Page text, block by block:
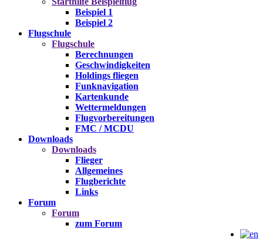
Beispiel 1
Beispiel 2
Flugschule
Flugschule
Berechnungen
Geschwindigkeiten
Holdings fliegen
Funknavigation
Kartenkunde
Wettermeldungen
Flugvorbereitungen
FMC / MCDU
Downloads
Downloads
Flieger
Allgemeines
Flugberichte
Links
Forum
Forum
zum Forum